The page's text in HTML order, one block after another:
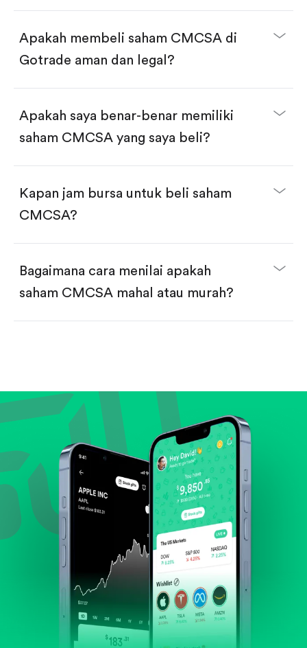
dua pilihan:
Beli saham secara fractional dalam jumlah
dollar, bisa mulai dari $1.
Swipe up untuk konfirmasi order, pembelian
Apakah membeli saham CMCSA di
Gotrade aman dan legal?
Apakah saya benar-benar memiliki
saham CMCSA yang saya beli?
Kapan jam bursa untuk beli saham
CMCSA?
Bagaimana cara menilai apakah
saham CMCSA mahal atau murah?
Lihat pertumbuhan pendapatan & laba.
Cek margin dan arus kas.
Evaluasi prospek bisnis dan posisi perusahaan di
industrinya.